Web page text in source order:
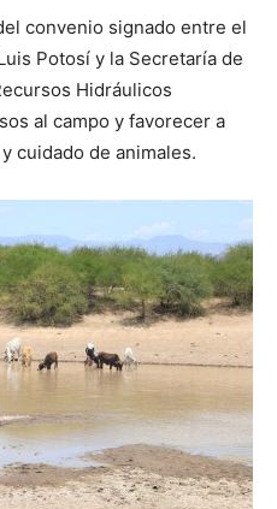
convenio signado entre el
Potosí y la Secretaría de
Hidráulicos
al campo y favorecer a
cuidado de animales.